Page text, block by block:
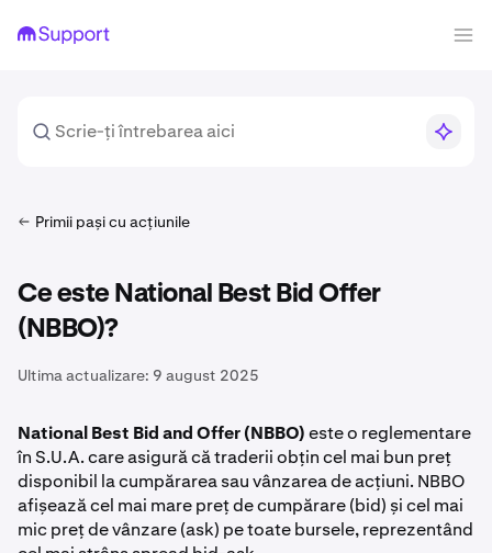
Primii pași cu acțiunile
Ce este National Best Bid Offer
(NBBO)?
Ultima actualizare: 9 august 2025
National Best Bid and Offer (NBBO)este o reglementare
în S.U.A. care asigură că traderii obțin cel mai bun preț
disponibil la cumpărarea sau vânzarea de acțiuni. NBBO
afișează cel mai mare preț de cumpărare (bid) și cel mai
mic preț de vânzare (ask) pe toate bursele, reprezentând